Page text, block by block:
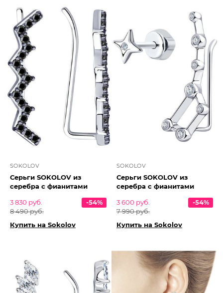
SOKOLOV
Серьги SOKOLOV из
серебра с фианитами
3 830 руб.
8 490 руб.
-54%
Купить на Sokolov
SOKOLOV
Серьги SOKOLOV из
серебра с фианитами
3 600 руб.
7 990 руб.
-54%
Купить на Sokolov